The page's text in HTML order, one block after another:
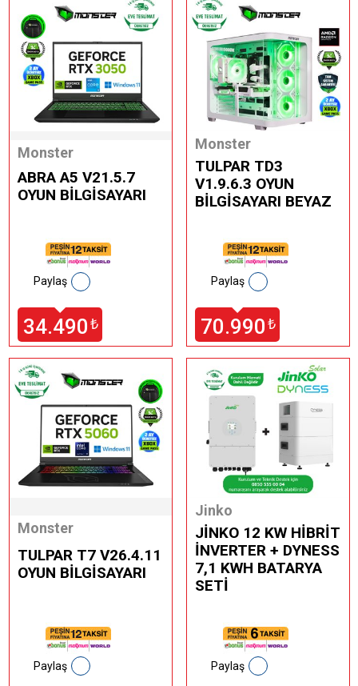
Monster
ABRA A5 V21.5.7
OYUN BİLGİSAYARI
34.490 ₺
Paylaş
Monster
TULPAR TD3
V1.9.6.3 OYUN
BİLGİSAYARI BEYAZ
70.990 ₺
Paylaş
Monster
TULPAR T7 V26.4.11
OYUN BİLGİSAYARI
Paylaş
Jinko
JİNKO 12 KW HİBRİT
İNVERTER + DYNESS
7,1 KWH BATARYA
SETİ
Paylaş